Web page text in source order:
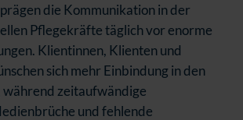
die Kommunikation in der
Pflegekräfte täglich vor enorme
Klientinnen, Klienten und
sich mehr Einbindung in den
während zeitaufwändige
und fehlende